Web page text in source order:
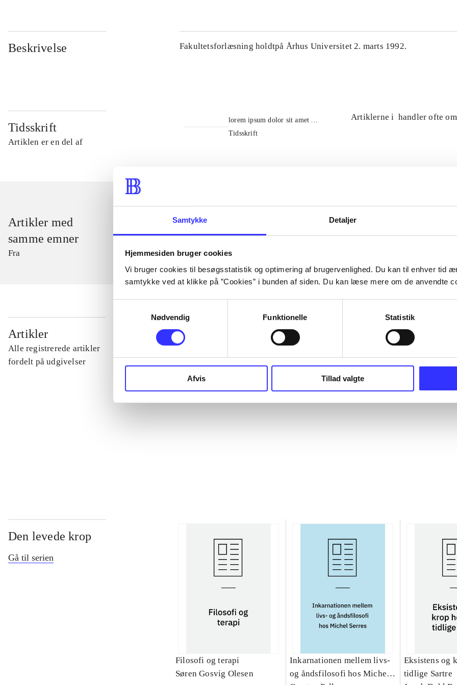
Samtykke Detaljer
Hjemmesiden bruger cookies
Vi bruger cookies til besøgsstatistik og optimering af brugervenlighed. Du kan til enhver tid
samtykke ved at klikke på ”Cookies” i bunden af siden. Du kan læse mere om de anvendte
Nødvendig
Funktionelle Statistik
Afvis Tillad valgte
Beskrivelse Fakultetsforlæsning holdtpå Århus Universitet 2. marts 1992.
Tidsskrift
Artiklen er en del af
lorem ipsum dolor sit amet ...
Tidsskrift
Artiklerne i handler ofte om
Artikler med
samme emner
Fra
Artikler
Alle registrerede artikler
fordelt på udgivelser
...
...
Den levede krop
Gå til serien
Filosofi og terapi
Søren Gosvig Olesen
Inkarnationen mellem livs-
og åndsfilosofi hos Michel
Eksistens og
tidlige Sartre